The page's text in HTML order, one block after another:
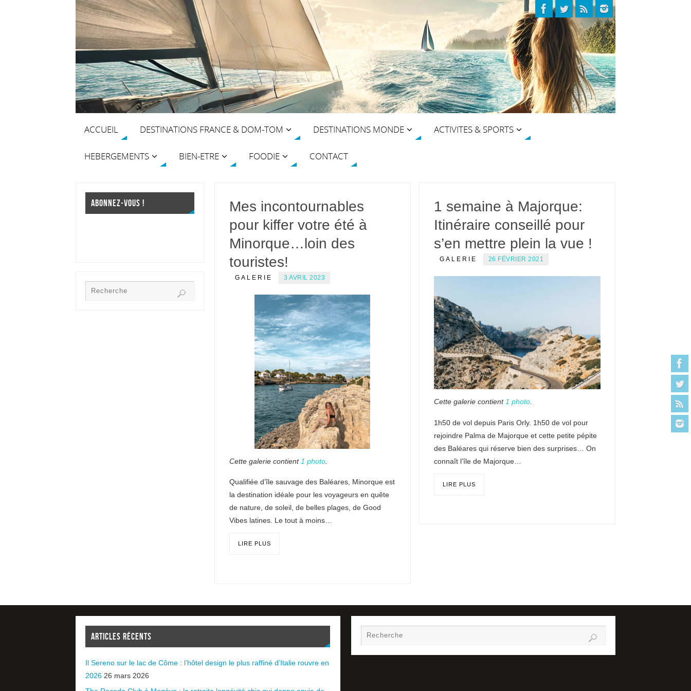
ACCUEIL DESTINATIONS FRANCE & DOM-TOM DESTINATIONS MONDE ACTIVITES & SPORTS
HEBERGEMENTS BIEN-ETRE FOODIE CONTACT
Mes incontournables
pour kiffer votre été à
Minorque…loin des
touristes!
GALERIE 3 AVRIL 2023
Cette galerie contient 1 photo
Qualifiée d’île sauvage des Baléares, Minorque est
la destination idéale pour les voyageurs en quête
de nature, de soleil, de belles plages, de Good
Vibes latines. Le tout à moins…
LIRE PLUS
1 semaine à Majorque:
Itinéraire conseillé pour
s’en mettre plein la vue !
GALERIE 26 FÉVRIER 2021
Cette galerie contient 1 photo.
1h50 de vol depuis Paris Orly. 1h50 de vol pour
rejoindre Palma de Majorque et cette petite pépite
des Baléares qui réserve bien des surprises… On
connaît l’île de Majorque…
LIRE PLUS
ABONNEZ-VOUS !
ARTICLES RÉCENTS
Il Sereno sur le lac de Côme : l’hôtel design le plus raffiné d’Italie rouvre en
2026 26 mars 2026